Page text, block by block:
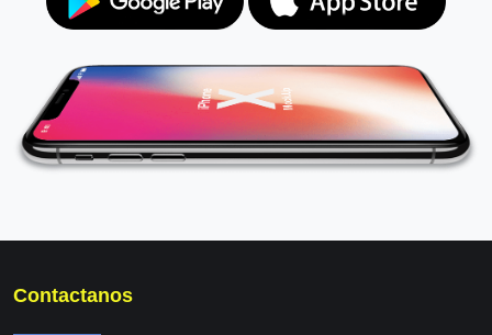
Contactanos